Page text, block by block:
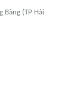
(TP Hải